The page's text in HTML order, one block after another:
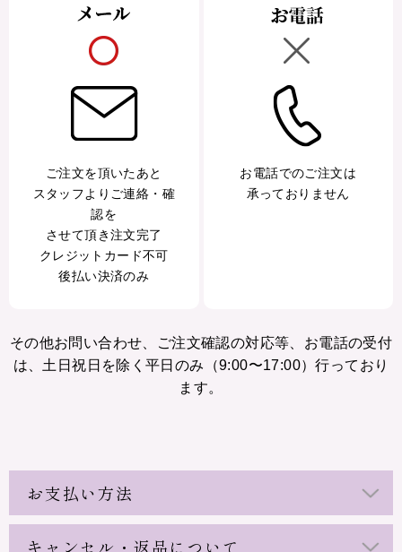
ご注文を頂いたあと
スタッフよりご連絡・確
認を
させて頂き注文完了
クレジットカード不可
後払い決済のみ
お電話でのご注文は
承っておりません
その他お問い合わせ、ご注文確認の対応等、お電話の受付
は、土日祝日を除く平日のみ（9:00〜17:00）行っており
ます。
お支払い方法
キャンセル・返品について